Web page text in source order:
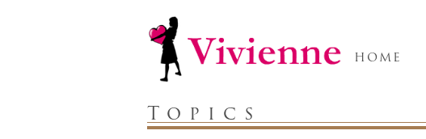
HOME
Topics